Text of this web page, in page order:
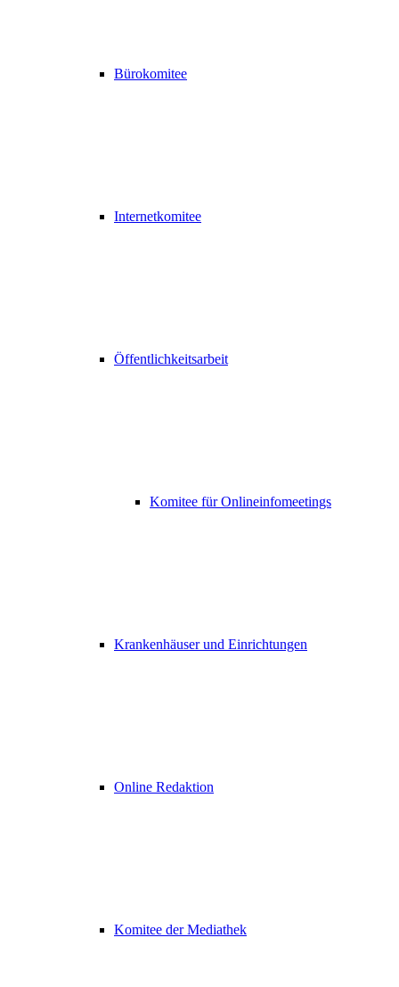
Bürokomitee
Internetkomitee
Öffentlichkeitsarbeit
Komitee für Onlineinfomeetings
Krankenhäuser und Einrichtungen
Online Redaktion
Komitee der Mediathek